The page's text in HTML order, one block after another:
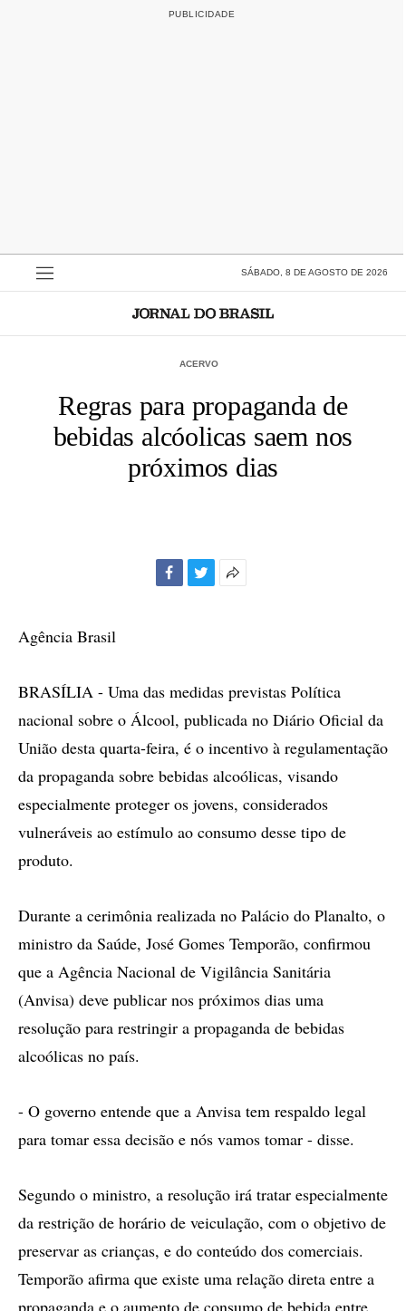
SÁBADO, 8 DE AGOSTO DE 2026
ACERVO
Regras para propaganda de
bebidas alcóolicas saem nos
próximos dias
Agência Brasil
BRASÍLIA - Uma das medidas previstas Política
nacional sobre o Álcool, publicada no Diário Oficial da
União desta quarta-feira, é o incentivo à regulamentação
da propaganda sobre bebidas alcoólicas, visando
especialmente proteger os jovens, considerados
vulneráveis ao estímulo ao consumo desse tipo de
produto.
Durante a cerimônia realizada no Palácio do Planalto, o
ministro da Saúde, José Gomes Temporão, confirmou
que a Agência Nacional de Vigilância Sanitária
(Anvisa) deve publicar nos próximos dias uma
resolução para restringir a propaganda de bebidas
alcoólicas no país.
- O governo entende que a Anvisa tem respaldo legal
para tomar essa decisão e nós vamos tomar - disse.
Segundo o ministro, a resolução irá tratar especialmente
da restrição de horário de veiculação, com o objetivo de
preservar as crianças, e do conteúdo dos comerciais.
Temporão afirma que existe uma relação direta entre a
propaganda e o aumento de consumo de bebida entre